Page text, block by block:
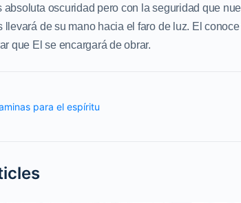
absoluta oscuridad pero con la seguridad que
llevará de su mano hacia el faro de luz. El
que El se encargará de obrar.
para el espíritu